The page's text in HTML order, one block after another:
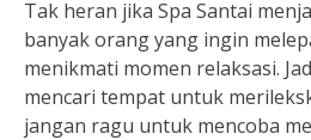
Tak heran jika Spa Santai
banyak orang yang ingin
menikmati momen relaksasi.
mencari tempat untuk
jangan ragu untuk mencoba